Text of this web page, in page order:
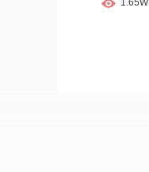
1.65W